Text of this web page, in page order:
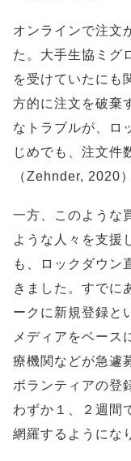
オンラインで注文
た。大手生協ミグ
を受けていたにも
方的に注文を破棄
なトラブルが、ロ
じめでも、注文件
（Zehnder, 2020）
一方、このような
ような人々を支援
も、ロックダウン
きました。すでに
ークに新規登録と
メディアをベース
療機関などが急遽
ボランティアの登
わずか１、２週間
網羅するようにな